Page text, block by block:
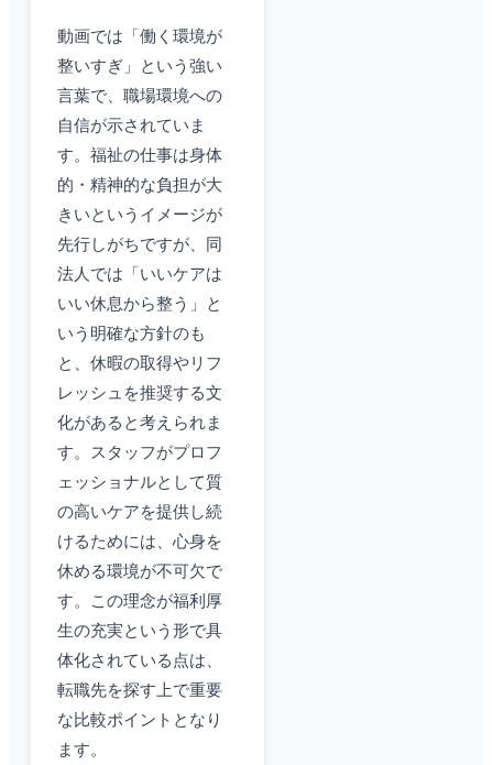
動画では「働く環境が
整いすぎ」という強い
言葉で、職場環境への
自信が示されていま
す。福祉の仕事は身体
的・精神的な負担が大
きいというイメージが
先行しがちですが、同
法人では「いいケアは
いい休息から整う」と
いう明確な方針のも
と、休暇の取得やリフ
レッシュを推奨する文
化があると考えられま
す。スタッフがプロフ
ェッショナルとして質
の高いケアを提供し続
けるためには、心身を
休める環境が不可欠で
す。この理念が福利厚
生の充実という形で具
体化されている点は、
転職先を探す上で重要
な比較ポイントとなり
ます。